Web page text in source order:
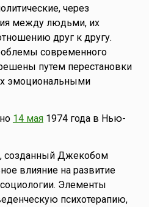
через
между людьми, их
друг к другу.
современного
путем перестановки
эмоциональными
14 мая1974 года в Нью-
созданный Джекобом
влияние на развитие
социологии. Элементы
психотерапию,